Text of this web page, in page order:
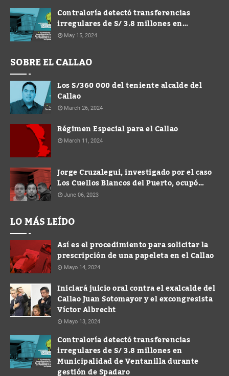
Contraloría detectó transferencias
irregulares de S/ 3.8 millones en
Municipalidad de Ventanilla durante
May 15, 2024
SOBRE EL CALLAO
Los S/360 000 del teniente alcalde del
Callao
March 26, 2024
Régimen Especial para el Callao
March 11, 2024
Jorge Cruzalegui, investigado por el caso
Los Cuellos Blancos del Puerto, ocupó
cargo de Gerente en la Municipalidad de
June 06, 2023
LO MÁS LEÍDO
Así es el procedimiento para solicitar la
prescripción de una papeleta en el Callao
Mayo 14, 2024
Iniciará juicio oral contra el exalcalde del
Callao Juan Sotomayor y el excongresista
Víctor Albrecht
Mayo 13, 2024
Contraloría detectó transferencias
irregulares de S/ 3.8 millones en
Municipalidad de Ventanilla durante
gestión de Spadaro